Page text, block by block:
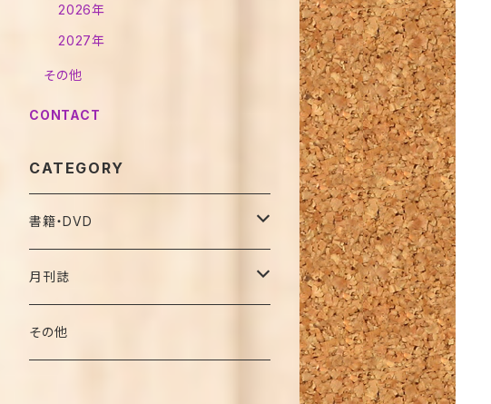
2026年
2027年
その他
CONTACT
CATEGORY
書籍・DVD
名著復刻版（オンデマンド）
月刊誌
バックナンバー（復刊前）
その他